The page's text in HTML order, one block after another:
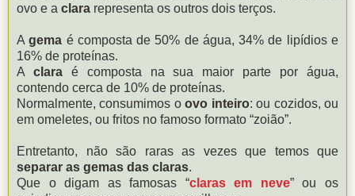
ovo e a clara representa os outros dois terços.
Agema é composta de 50% de água, 34% de lipídios e
16% de proteínas.
A claraé composta na sua maior parte por água,
contendo cerca de 10% de proteínas.
Normalmente, consumimos oovo inteiro: ou cozidos, ou
em omeletes, ou fritos no famoso formato “zoião”.
Entretanto, não são raras as vezes que temos que
separar as gemas das claras.
Que o digam as famosas “claras em neve” ou os